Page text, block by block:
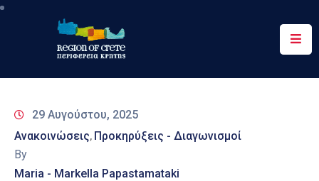
Περιφέρεια
&
Δράσεις
29 Αυγούστου, 2025
Ανακοινώσεις‚ Προκηρύξεις - Διαγωνισμοί
By
Maria - Markella Papastamataki